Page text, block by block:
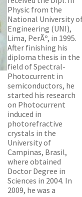
Physic from the
National University
Engineering (UNI),
Lima, PerÃº, in 1995.
After finishing his
diploma thesis in the
field of Spectral-
Photocurrent in
semiconductors, he
started his research
on Photocurrent
induced in
photorefractive
crystals in the
University of
Campinas, Brasil,
where obtained
Doctor Degree in
Sciences in 2004. In
2009, he was a